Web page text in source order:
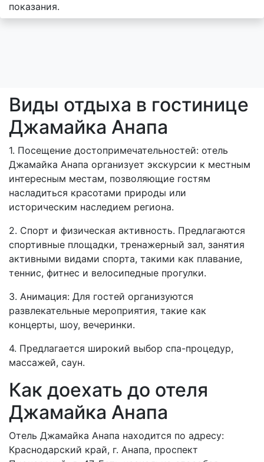
показания.
Виды отдыха в гостинице
Джамайка Анапа
1. Посещение достопримечательностей: отель
Джамайка Анапа организует экскурсии к местным
интересным местам, позволяющие гостям
насладиться красотами природы или
историческим наследием региона.
2. Спорт и физическая активность. Предлагаются
спортивные площадки, тренажерный зал, занятия
активными видами спорта, такими как плавание,
теннис, фитнес и велосипедные прогулки.
3. Анимация: Для гостей организуются
развлекательные мероприятия, такие как
концерты, шоу, вечеринки.
4. Предлагается широкий выбор спа-процедур,
массажей, саун.
Как доехать до отеля
Джамайка Анапа
Отель Джамайка Анапа находится по адресу:
Краснодарский край, г. Анапа, проспект